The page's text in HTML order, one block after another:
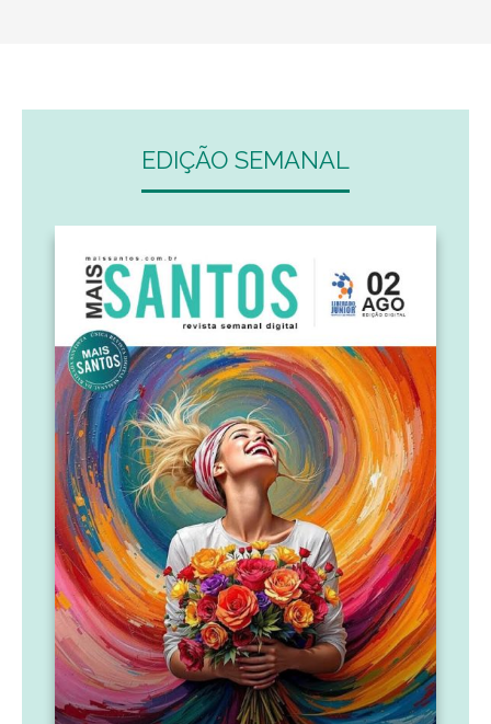
EDIÇÃO SEMANAL